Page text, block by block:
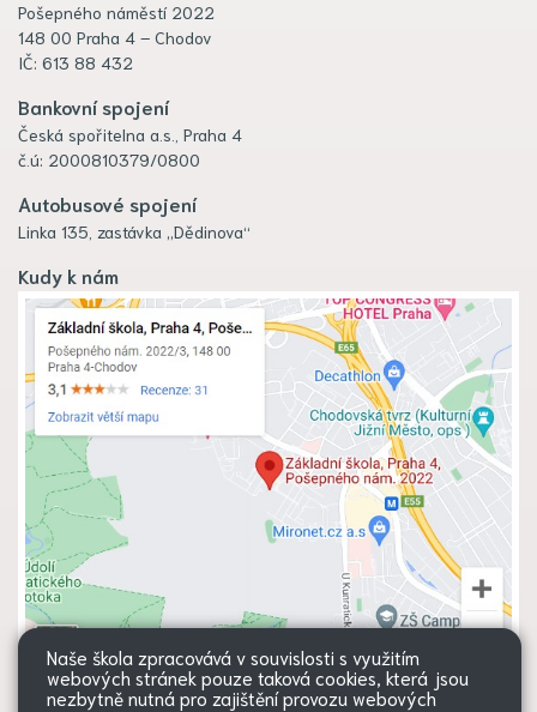
Pošepného náměstí 2022
148 00 Praha 4 – Chodov
IČ: 613 88 432
Bankovní spojení
Česká spořitelna a.s., Praha 4
č.ú: 2000810379/0800
Autobusové spojení
Linka 135, zastávka „Dědinova“
Kudy k nám
Naše škola zpracovává v souvislosti s využitím
webových stránek pouze taková cookies, která jsou
nezbytně nutná pro zajištění provozu webových